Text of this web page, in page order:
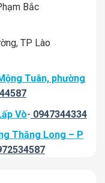
Bắc
TP Lào
Tuân, phường
Vò- 0947344334
Thăng Long – P